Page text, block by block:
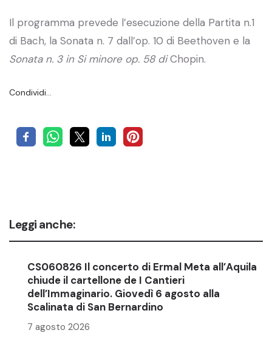
Il programma prevede l’esecuzione della Partita n.1
di Bach, la Sonata n. 7 dall’op. 10 di Beethoven e la
Sonata n. 3 in Si minore op. 58 diChopin.
Condividi…
Leggi anche:
CS060826 Il concerto di Ermal Meta all’Aquila
chiude il cartellone de I Cantieri
dell’Immaginario. Giovedì 6 agosto alla
Scalinata di San Bernardino
7 agosto 2026